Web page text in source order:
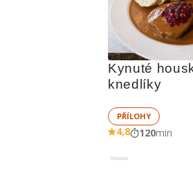
Kynuté
knedlíky
PŘÍLOHY
4,8 120min
Reklama